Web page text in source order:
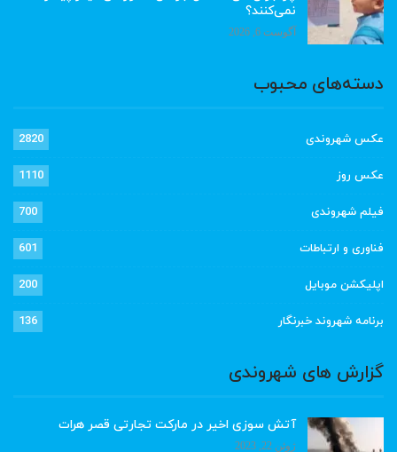
نمی‌کنند؟
آگوست 6, 2026
دسته‌های محبوب
عکس شهروندی 2820
عکس روز 1110
فیلم شهروندی 700
فناوری و ارتباطات 601
اپلیکشن موبایل 200
برنامه شهروند خبرنگار 136
گزارش های شهروندی
آتش سوزی اخیر در مارکت تجارتی قصر هرات
ژوئن 22, 2023